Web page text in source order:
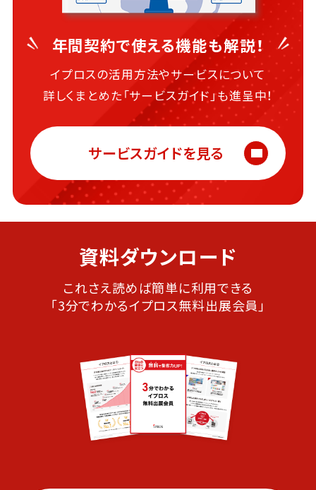
年間契約で使える機能も解説！
イプロスの活用方法やサービスについて
詳しくまとめた「サービスガイド」も進呈中！
サービスガイドを見る
資料ダウンロード
これさえ読めば簡単に利用できる
「3分でわかるイプロス無料出展会員」